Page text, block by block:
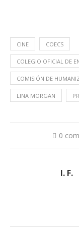
CINE COECS
COLEGIO OFICIAL DE
COMISIÓN DE
LINA MORGAN
0
I. F.